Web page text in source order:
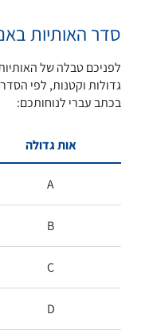
סדר האותיות
לפניכם טבלה של
גדולות וקטנות, לפי
בכתב עברי לנוחותכם:
אות גדולה
A
B
C
D